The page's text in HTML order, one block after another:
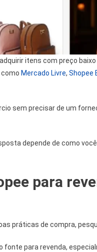
itens com preço
Mercado Livre, Shopee
sem precisar de um
depende de como
para
práticas de compra,
fonte para revenda,